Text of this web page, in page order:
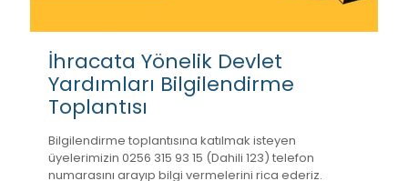
İhracata Yönelik Devlet
Yardımları Bilgilendirme
Toplantısı
Bilgilendirme toplantısına katılmak isteyen
üyelerimizin 0256 315 93 15 (Dahili 123) telefon
numarasını arayıp bilgi vermelerini rica ederiz.